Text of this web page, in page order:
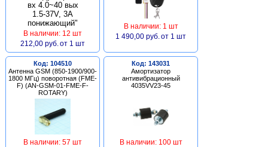
В наличии: 12 шт
212,00 руб. от 1 шт
В наличии: 1 шт
1 490,00 руб. от 1 шт
Код: 104510
Антенна GSM (850-1900/900-
1800 МГц) поворотная (FME-
F) (AN-GSM-01-FME-F-
ROTARY)
В наличии: 57 шт
Код: 143031
Амортизатор
антивибрационный
4035VV23-45
В наличии: 100 шт